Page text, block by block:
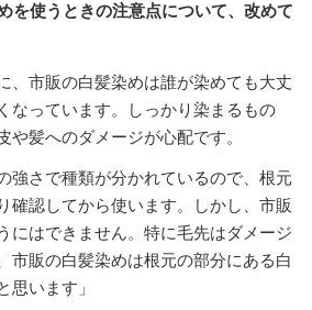
を使うときの注意点について、改めて
、市販の白髪染めは誰が染めても大丈
なっています。しっかり染まるもの
や髪へのダメージが心配です。
強さで種類が分かれているので、根元
確認してから使います。しかし、市販
にはできません。特に毛先はダメージ
市販の白髪染めは根元の部分にある白
思います」